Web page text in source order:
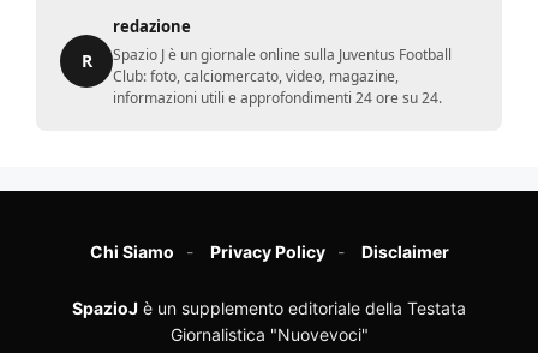
R
redazione
Spazio J è un giornale online sulla Juventus Football
Club: foto, calciomercato, video, magazine,
informazioni utili e approfondimenti 24 ore su 24.
Chi Siamo Privacy Policy Disclaimer
SpazioJ è un supplemento editoriale della Testata
Giornalistica "Nuovevoci"